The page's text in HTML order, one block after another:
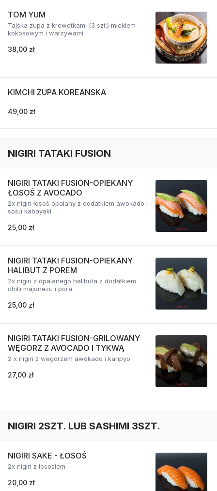
TOM YUM
Tajska zupa z krewetkami (3 szt.) mlekiem
kokosowym i warzywami
38,00 zł
KIMCHI ZUPA KOREANSKA
49,00 zł
NIGIRI TATAKI FUSION
NIGIRI TATAKI FUSION-OPIEKANY
ŁOSOŚ Z AVOCADO
2x nigiri łosoś opalany z dodatkiem awokado i
sosu kabayaki
25,00 zł
NIGIRI TATAKI FUSION-OPIEKANY
HALIBUT Z POREM
2x nigiri z opalanego halibuta z dodatkiem
chilli majonezu i pora
25,00 zł
NIGIRI TATAKI FUSION-GRILOWANY
WĘGORZ Z AVOCADO I TYKWĄ
2 x nigiri z wegorzem awokado i kanpyo
27,00 zł
NIGIRI 2SZT. LUB SASHIMI 3SZT.
NIGIRI SAKE - ŁOSOŚ
2x nigiri z łososiem
20,00 zł